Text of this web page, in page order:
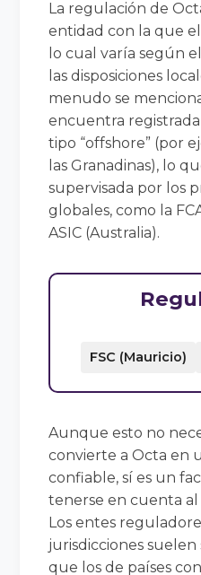
La regulación de
entidad con la que
lo cual varía según
las disposiciones
menudo se
encuentra
tipo “offshore” (por
las Granadinas), lo
supervisada por los
globales, como la
ASIC (Australia).
FSC (Mauricio)
Aunque esto no
convierte a Octa en
confiable, sí es un
tenerse en cuenta al
Los entes
jurisdicciones
que los de países